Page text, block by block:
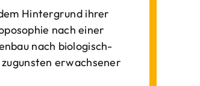
Hintergrund ihrer
nach einer
nach biologisch-
erwachsener